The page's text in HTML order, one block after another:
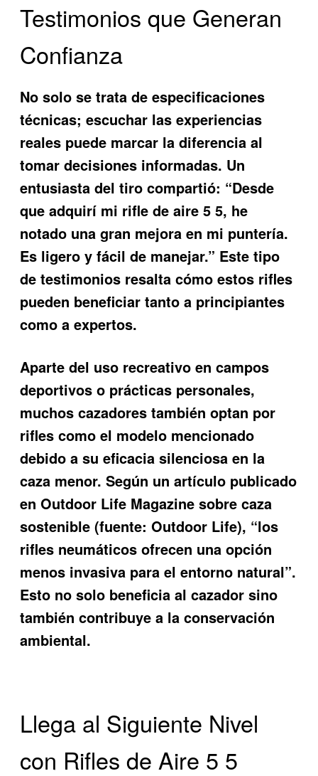
Testimonios que Generan
Confianza
No solo se trata de especificaciones
técnicas; escuchar las experiencias
reales puede marcar la diferencia al
tomar decisiones informadas. Un
entusiasta del tiro compartió: “Desde
que adquirí mi rifle de aire 5 5, he
notado una gran mejora en mi puntería.
Es ligero y fácil de manejar.” Este tipo
de testimonios resalta cómo estos rifles
pueden beneficiar tanto a principiantes
como a expertos.
Aparte del uso recreativo en campos
deportivos o prácticas personales,
muchos cazadores también optan por
rifles como el modelo mencionado
debido a su eficacia silenciosa en la
caza menor. Según un artículo publicado
en Outdoor Life Magazine sobre caza
sostenible (fuente: Outdoor Life), “los
rifles neumáticos ofrecen una opción
menos invasiva para el entorno natural”.
Esto no solo beneficia al cazador sino
también contribuye a la conservación
ambiental.
Llega al Siguiente Nivel
con Rifles de Aire 5 5